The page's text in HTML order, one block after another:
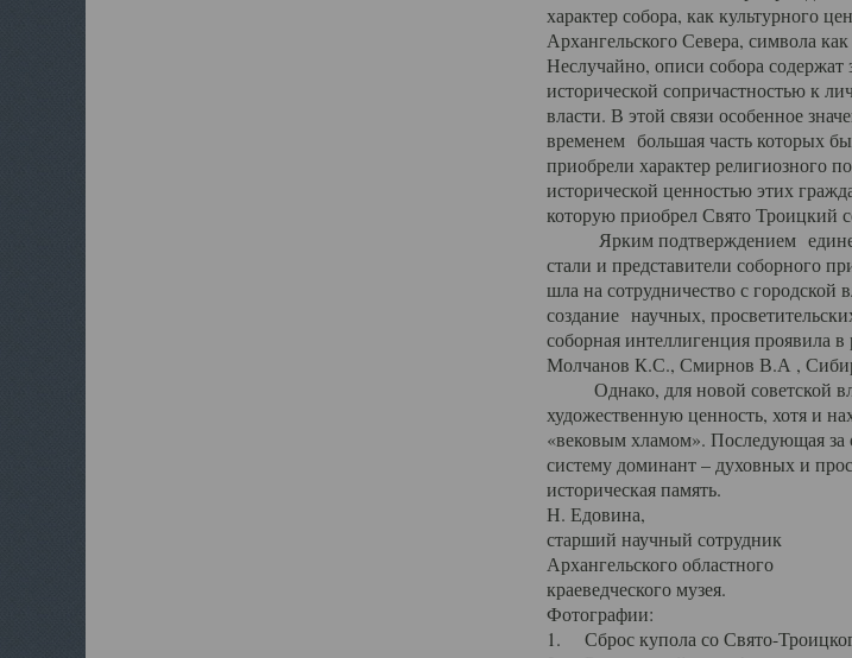
характер собора, как культурного
Архангельского Севера, символа
Неслучайно, описи собора содержат
исторической сопричастностью к
власти. В этой связи особенное
временем большая часть которых
приобрели характер религиозного
исторической ценностью этих
которую приобрел Свято Троицкий
Ярким подтверждением
стали и представители соборного
шла на сотрудничество с
создание научных,
соборная интеллигенция проявила
Молчанов К.С., Смирнов В.А ,
Однако, для новой советской
художественную ценность, хотя и
«вековым хламом». Последующая за
систему доминант – духовных и
историческая память.
Н. Едовина,
старший научный сотрудник
Архангельского областного
краеведческого музея.
Фотографии:
1. Сброс купола со Свято-